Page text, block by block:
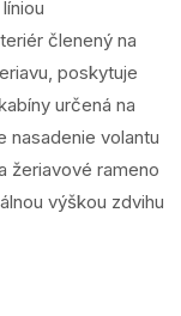
členený na
poskytuje
určená na
nasadenie volantu
žeriavové rameno
výškou zdvihu